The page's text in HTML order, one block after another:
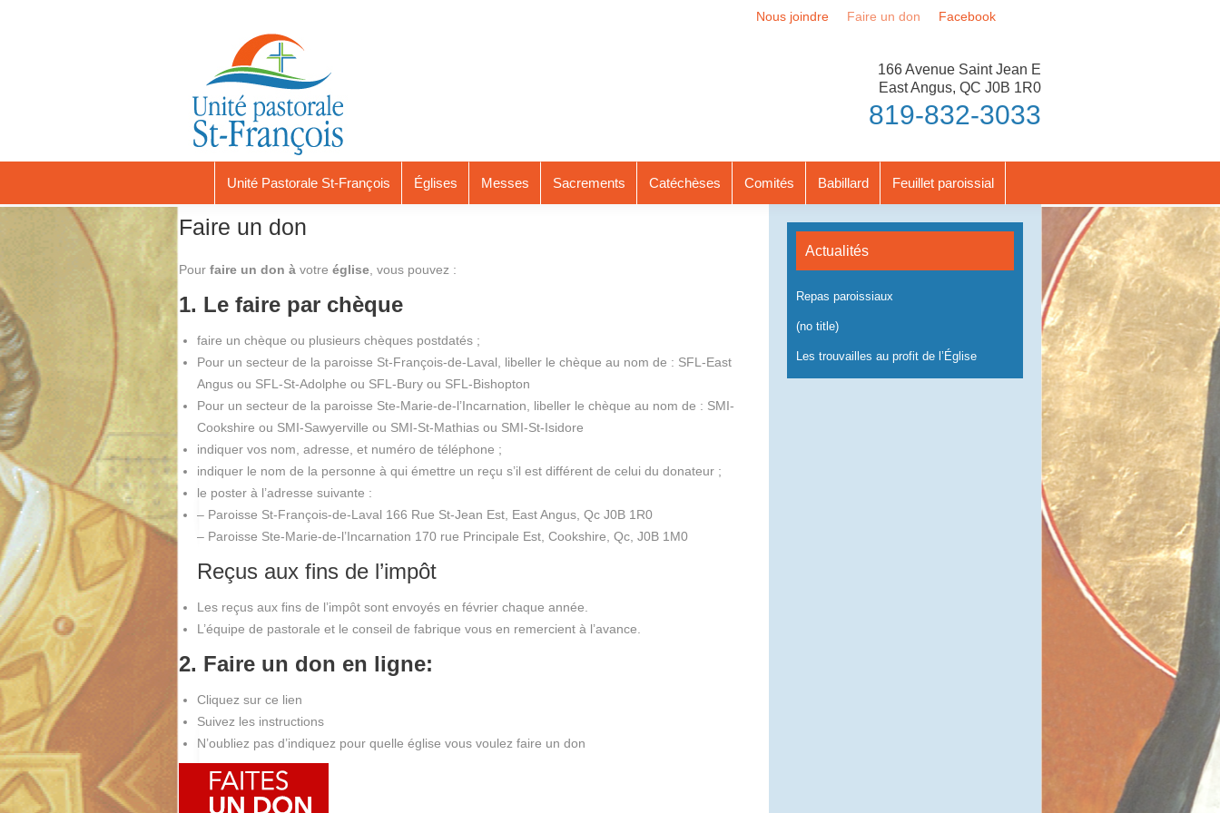
Nous joindre Faire un don Facebook
166 Avenue Saint Jean E
East Angus, QC J0B 1R0
819-832-3033
Unité Pastorale St-François Églises Messes Sacrements Catéchèses Comités Babillard Feuillet paroissial
Faire un don
Pour faire un don à votre église , vous pouvez :
1. Le faire par chèque
faire un chèque ou plusieurs chèques postdatés ;
Pour un secteur de la paroisse St-François-de-Laval, libeller le chèque au nom de : SFL-East
Angus ou SFL-St-Adolphe ou SFL-Bury ou SFL-Bishopton
Pour un secteur de la paroisse Ste-Marie-de-l’Incarnation, libeller le chèque au nom de : SMI-
Cookshire ou SMI-Sawyerville ou SMI-St-Mathias ou SMI-St-Isidore
indiquer vos nom, adresse, et numéro de téléphone ;
indiquer le nom de la personne à qui émettre un reçu s’il est différent de celui du donateur ;
le poster à l’adresse suivante :
– Paroisse St-François-de-Laval 166 Rue St-Jean Est, East Angus, Qc J0B 1R0
– Paroisse Ste-Marie-de-l’Incarnation 170 rue Principale Est, Cookshire, Qc, J0B 1M0
Reçus aux fins de l’impôt
Les reçus aux fins de l’impôt sont envoyés en février chaque année.
L’équipe de pastorale et le conseil de fabrique vous en remercient à l’avance.
2. Faire un don en ligne:
Cliquez sur ce lien
Suivez les instructions
N’oubliez pas d’indiquez pour quelle église vous voulez faire un don
Actualités
Repas paroissiaux
(no title)
Les trouvailles au profit de l’Église